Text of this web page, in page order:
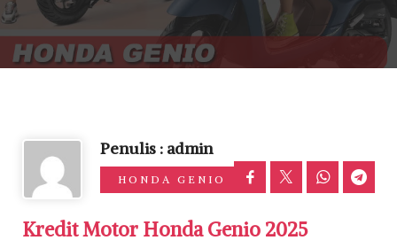
PERSYARATAN
Penulis : admin
HONDA GENIO
Kredit Motor Honda Genio 2025